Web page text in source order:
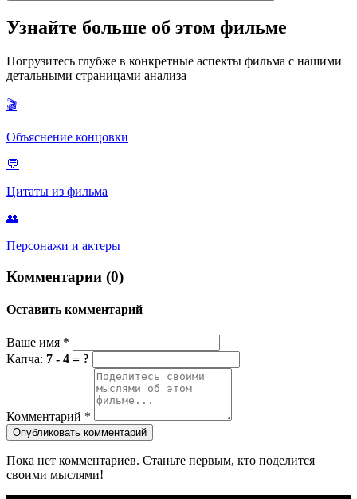
природы самого кинематографа.
Фильм был принят довольно сдержанно и не стал большим
кассовым хитом по сравнению с другими работами Китона.
сейчас считается одним из величайших фильмов эпохи
немого кино и одной из лучших комедий в истории.
Узнайте больше об этом фильме
Погрузитесь глубже в конкретные аспекты фильма с нашими
детальными страницами анализа
🎬
Объяснение концовки
💬
Цитаты из фильма
👥
Персонажи и актеры
Комментарии (0)
Оставить комментарий
Ваше имя *
Капча: 7 - 4 = ?
Комментарий *
Опубликовать комментарий
Пока нет комментариев. Станьте первым, кто поделится
своими мыслями!